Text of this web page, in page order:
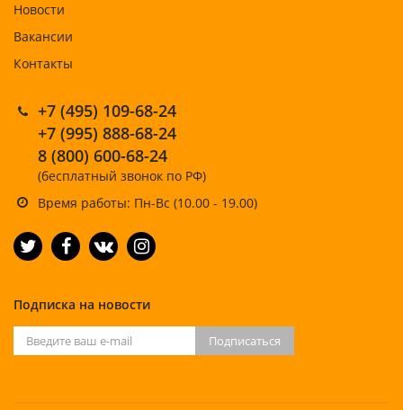
Новости
Вакансии
Контакты
+7 (495) 109-68-24
+7 (995) 888-68-24
8 (800) 600-68-24
(бесплатный звонок по РФ)
Время работы: Пн-Вс (10.00 - 19.00)
Подписка на новости
Подписаться